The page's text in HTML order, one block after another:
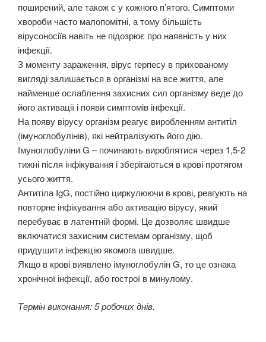
поширений, але також є у кожного п’ятого. Симптоми
хвороби часто малопомітні, а тому більшість
вірусоносіїв навіть не підозрює про наявність у них
інфекції.
З моменту зараження, вірус герпесу в прихованому
вигляді залишається в організмі на все життя, але
найменше ослаблення захисних сил організму веде до
його активації і появи симптомів інфекції.
На появу вірусу організм реагує виробленням антитіл
(імуноглобулінів), які нейтралізують його дію.
Імуноглобуліни G – починають вироблятися через 1,5-2
тижні після інфікування і зберігаються в крові протягом
усього життя.
Антитіла IgG, постійно циркулюючи в крові, реагують на
повторне інфікування або активацію вірусу, який
перебуває в латентній формі. Це дозволяє швидше
включатися захисним системам організму, щоб
придушити інфекцію якомога швидше.
Якщо в крові виявлено імуноглобулін G, то це ознака
хронічної інфекції, або гострої в минулому.
Термін виконання: 5 робочих днів.